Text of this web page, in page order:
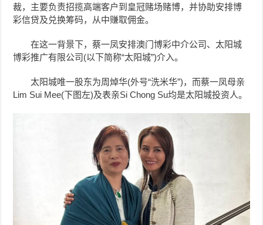
裁，主要负责招揽高端客户到皇冠赌场赌博，并协助安排博
彩信贷及兑换筹码，从中赚取佣金。
在这一背景下，蔡一凤安排澳门博彩中介公司、 太阳城
博彩推广有限公司(以下简称“太阳城”)介入。
太阳城唯一股东为周焯华(外号“洗米华”)，而蔡一凤母亲
Lim Sui Mee(下图左)及表亲Si Chong Su均是太阳城投资人。